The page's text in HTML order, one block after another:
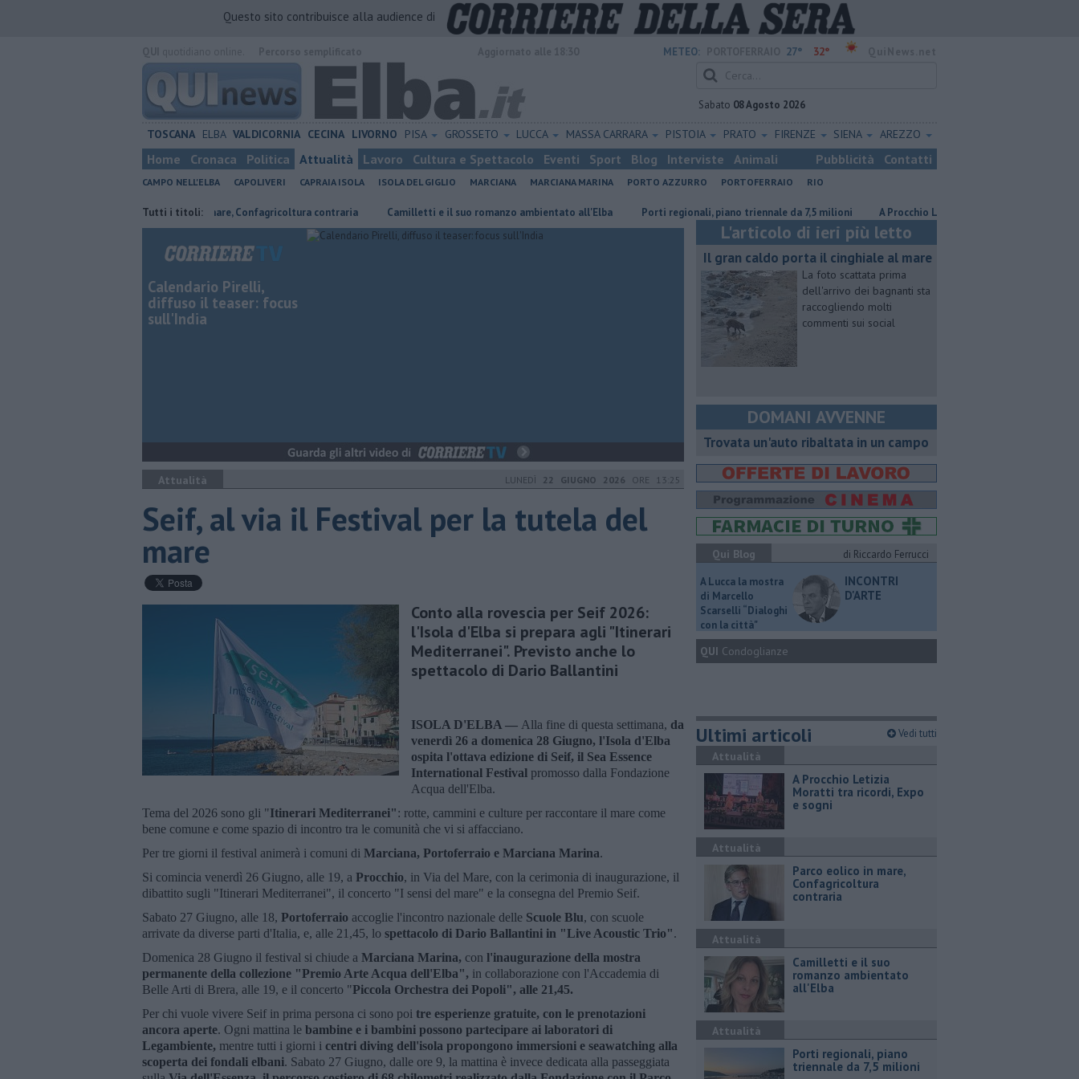
Questo sito contribuisce alla audience di
METEO: 27° 32°
Sabato 08 Agosto 2026
TOSCANA ELBA VALDICORNIA CECINA LIVORNO PISA GROSSETO LUCCA MASSA CARRARA PISTOIA PRATO FIRENZE SIENA AREZZO
Home Cronaca Politica Attualità Lavoro Cultura e Spettacolo Eventi Sport Blog Interviste Animali Pubblicità Contatti
CAMPO NELL'ELBA CAPOLIVERI CAPRAIA ISOLA ISOLA DEL GIGLIO MARCIANA MARCIANA MARINA PORTO AZZURRO PORTOFERRAIO RIO
Tutti i titoli:
Parco eolico in mare, Confagricoltura contraria Camilletti e il suo romanzo ambientato all'Elba Porti regionali, piano triennale da 7,5 milioni A Procchio Letizia Moratti tra ricordi, Expo e sogni
Calendario Pirelli,
diffuso il teaser: focus
sull'India
Attualità LUNEDÌ 22 GIUGNO 2026 ORE 13:25
Seif, al via il Festival per la tutela del
mare
Conto alla rovescia per Seif 2026:
l'Isola d'Elba si prepara agli "Itinerari
Mediterranei". Previsto anche lo
spettacolo di Dario Ballantini
ISOLA D'ELBA — Alla fine di questa settimana, da
venerdì 26 a domenica 28 Giugno, l'Isola d'Elba
ospita l'ottava edizione di Seif, il Sea Essence
International Festival promosso dalla Fondazione
Acqua dell'Elba.
Tema del 2026 sono gli "Itinerari Mediterranei": rotte, cammini e culture per raccontare il mare come
bene comune e come spazio di incontro tra le comunità che vi si affacciano.
Per tre giorni il festival animerà i comuni di Marciana, Portoferraio e Marciana Marina.
Si comincia venerdì 26 Giugno, alle 19, a Procchio, in Via del Mare, con la cerimonia di inaugurazione, il
dibattito sugli "Itinerari Mediterranei", il concerto "I sensi del mare" e la consegna del Premio Seif.
Sabato 27 Giugno, alle 18, Portoferraio accoglie l'incontro nazionale delle Scuole Blu, con scuole
arrivate da diverse parti d'Italia, e, alle 21,45, lo spettacolo di Dario Ballantini in "Live Acoustic Trio".
Domenica 28 Giugno il festival si chiude a Marciana Marina, con l'inaugurazione della mostra
permanente della collezione "Premio Arte Acqua dell'Elba", in collaborazione con l'Accademia di
Belle Arti di Brera, alle 19, e il concerto "Piccola Orchestra dei Popoli", alle 21,45.
Per chi vuole vivere Seif in prima persona ci sono poi tre esperienze gratuite, con le prenotazioni
ancora aperte. Ogni mattina le bambine e i bambini possono partecipare ai laboratori di
Legambiente, mentre tutti i giorni i centri diving dell'isola propongono immersioni e seawatching alla
scoperta dei fondali elbani. Sabato 27 Giugno, dalle ore 9, la mattina è invece dedicata alla passeggiata
L'articolo di ieri più letto
Il gran caldo porta il cinghiale al mare
La foto scattata prima
dell'arrivo dei bagnanti sta
raccogliendo molti
commenti sui social
DOMANI AVVENNE
Trovata un'auto ribaltata in un campo
Qui Blog
di Riccardo Ferrucci
A Lucca la mostra
di Marcello
Scarselli “Dialoghi
con la città"
INCONTRI
D'ARTE
QUI Condoglianze
Ultimi articoli Vedi tutti
Attualità
A Procchio Letizia
Moratti tra ricordi, Expo
e sogni
Attualità
Parco eolico in mare,
Confagricoltura
contraria
Attualità
Camilletti e il suo
romanzo ambientato
all'Elba
Attualità
Porti regionali, piano
triennale da 7,5 milioni